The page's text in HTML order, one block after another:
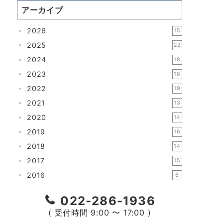
アーカイブ
2026 15
2025 22
2024 18
2023 18
2022 19
2021 13
2020 14
2019 16
2018 14
2017 15
2016 6
022-286-1936
( 受付時間 9:00 〜 17:00 )